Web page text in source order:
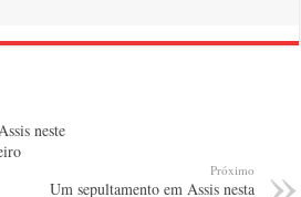
neste
Próximo
Um sepultamento em Assis nesta